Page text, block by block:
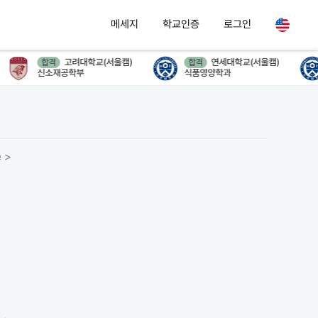
메세지 학교인증 로그인
합격
고려대학교(서울캠)
신소재공학부
합격
연세대학교(서울캠)
식품영양학과
>